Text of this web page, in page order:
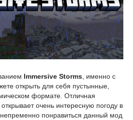
Immersive Storms , именно с
открыть для себя пустынные,
формате. Отличная
очень интересную погоду в
понравиться данный мод